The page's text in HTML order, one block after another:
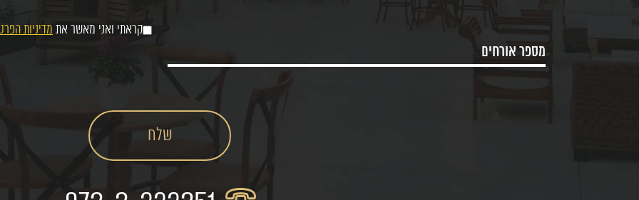
קראתי ואני מאשר את מדיניות